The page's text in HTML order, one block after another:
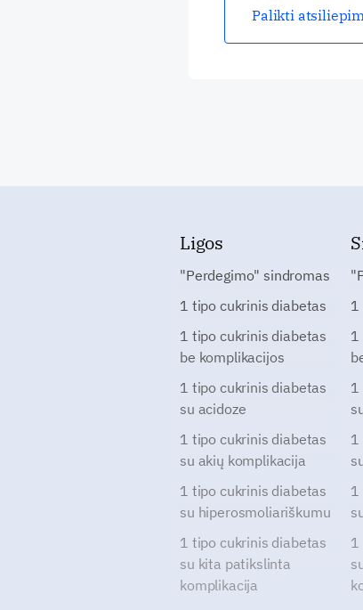
Palikti
Ligos
"Perdegimo" sindromas
1 tipo cukrinis diabetas
1 tipo cukrinis diabetas
be komplikacijos
1 tipo cukrinis diabetas
su acidoze
1 tipo cukrinis diabetas
su akių komplikacija
1 tipo cukrinis diabetas
su hiperosmoliariškumu
1 tipo cukrinis diabetas
su kita patikslinta
komplikacija
1
1
1
1
1
1